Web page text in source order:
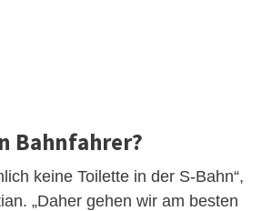
Bahnfahrer?
keine Toilette in der S-Bahn“,
„Daher gehen wir am besten